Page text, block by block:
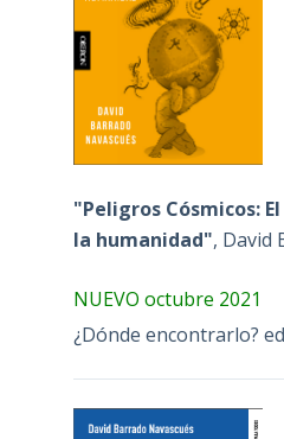
"Peligros Cósmicos:
la humanidad", David
NUEVO octubre 2021
¿Dónde encontrarlo?